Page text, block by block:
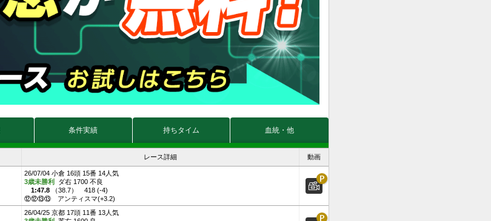
条件実績 持ちタイム 血統・他
レース詳細 動画
26/07/04 小倉 16頭 15番 14人気
3歳未勝利
ダ右 1700 不良
1:47.8 （38.7）
418 (-4)
⑫⑫⑬⑬
アンティスマ(+3.2)
26/04/25 京都 17頭 11番 13人気